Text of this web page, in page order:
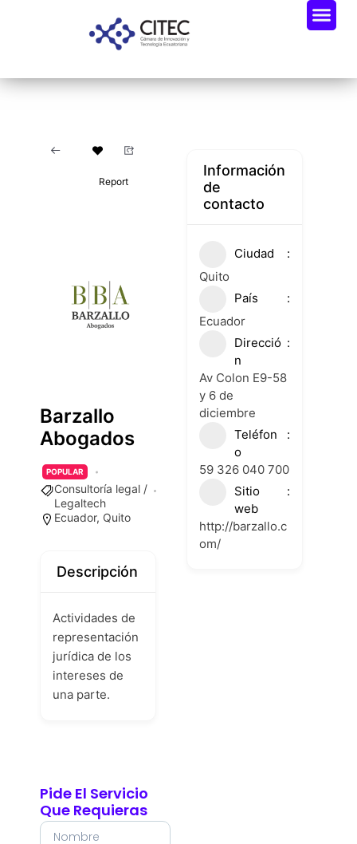
Report
Barzallo
Abogados
POPULAR
Consultoría legal /
Legaltech
Ecuador, Quito
Descripción
Actividades de
representación
jurídica de los
intereses de
una parte.
Información
de
contacto
Ciudad
Quito
País
Ecuador
Direcció
n
Av Colon E9-58
y 6 de
diciembre
Teléfon
o
59 326 040 700
Sitio
web
http://barzallo.c
om/
Pide El Servicio
Que Requieras